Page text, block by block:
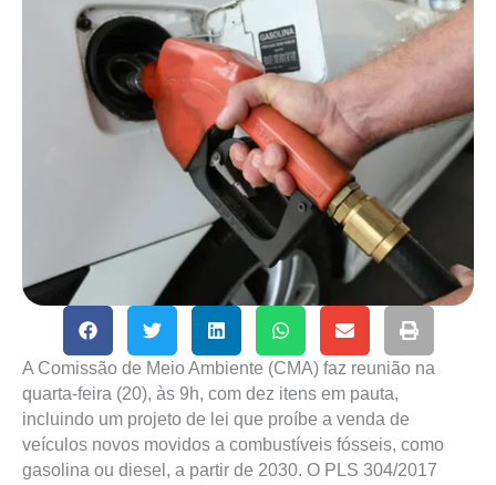
A Comissão de Meio Ambiente (CMA) faz reunião na
quarta-feira (20), às 9h, com dez itens em pauta,
incluindo um projeto de lei que proíbe a venda de
veículos novos movidos a combustíveis fósseis, como
gasolina ou diesel, a partir de 2030. O PLS 304/2017